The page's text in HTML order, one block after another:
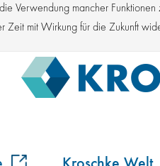
Verwendung mancher
Zeit mit Wirkung für die Zukunft
Kroschke Welt